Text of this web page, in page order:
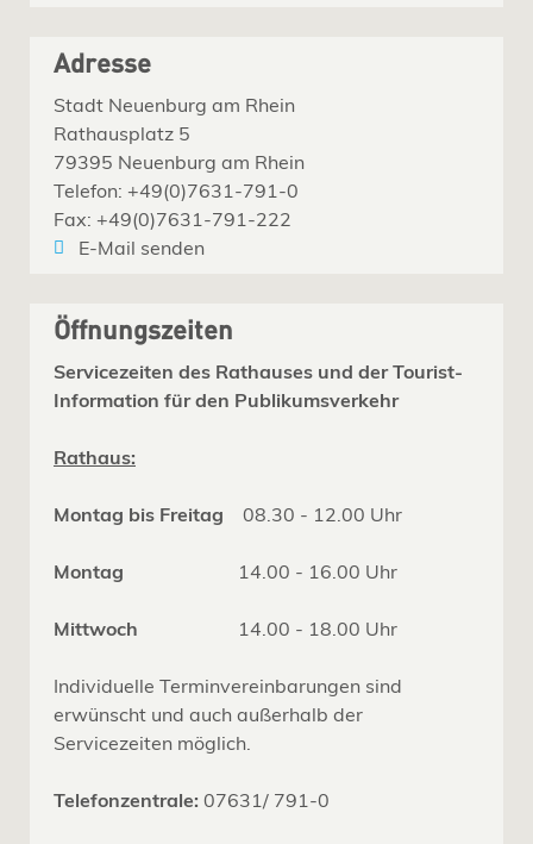
Adresse
Stadt Neuenburg am Rhein
Rathausplatz 5
79395 Neuenburg am Rhein
Telefon: +49(0)7631-791-0
Fax: +49(0)7631-791-222
E-Mail senden
Öffnungszeiten
Servicezeiten des Rathauses und der Tourist-
Information für den Publikumsverkehr
Rathaus:
Montag bis Freitag 08.30 - 12.00 Uhr
Montag 14.00 - 16.00 Uhr
Mittwoch 14.00 - 18.00 Uhr
Individuelle Terminvereinbarungen sind
erwünscht und auch außerhalb der
Servicezeiten möglich.
Telefonzentrale: 07631/ 791-0